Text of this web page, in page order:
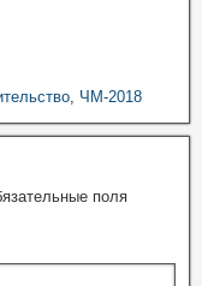
, ЧМ-2018
поля